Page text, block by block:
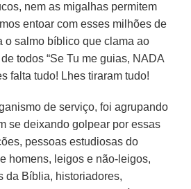
nem as migalhas permitem
entoar com esses milhões de
o salmo bíblico que clama ao
todos “Se Tu me guias, NADA
falta tudo! Lhes tiraram tudo!
de serviço, foi agrupando
se deixando golpear por essas
pessoas estudiosas do
homens, leigos e não-leigos,
da Bíblia, historiadores,